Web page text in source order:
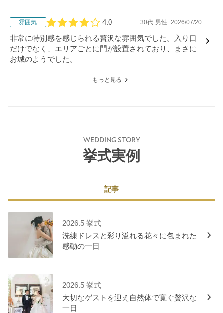
雰囲気
口コミ評価
4.0 30代 男性 2026/07/20
非常に特別感を感じられる贅沢な雰囲気でした。入り口
だけでなく、エリアごとに門が設置されており、まさに
お城のようでした。
もっと見る
WEDDING STORY
挙式実例
記事
2026.5 挙式
洗練ドレスと彩り溢れる花々に包まれた
感動の一日
2026.5 挙式
大切なゲストを迎え自然体で寛ぐ贅沢な
一日